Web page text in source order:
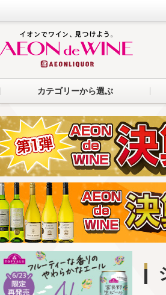
カテゴリーから選ぶ